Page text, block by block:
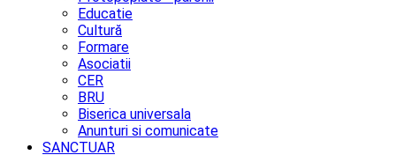
Educatie
Cultură
Formare
Asociatii
CER
BRU
Biserica universala
Anunturi si comunicate
SANCTUAR